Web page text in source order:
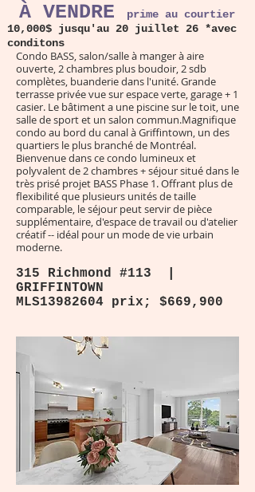
À VENDRE prime au courtier
10,000$ jusqu'au 20 juillet 26 *avec
conditons
Condo BASS, salon/salle à manger à aire
ouverte, 2 chambres plus boudoir, 2 sdb
complètes, buanderie dans l'unité. Grande
terrasse privée vue sur espace verte, garage + 1
casier. Le bâtiment a une piscine sur le toit, une
salle de sport et un salon commun.Magnifique
condo au bord du canal à Griffintown, un des
quartiers le plus branché de Montréal.
Bienvenue dans ce condo lumineux et
polyvalent de 2 chambres + séjour situé dans le
très prisé projet BASS Phase 1. Offrant plus de
flexibilité que plusieurs unités de taille
comparable, le séjour peut servir de pièce
supplémentaire, d'espace de travail ou d'atelier
créatif -- idéal pour un mode de vie urbain
moderne.
315 Richmond #113 |
GRIFFINTOWN
MLS13982604 prix; $669,900